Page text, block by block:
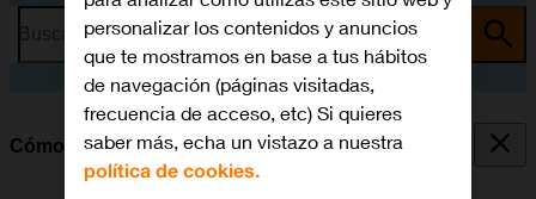
Busca por problema o tema
Cómo guardar el número del contestador
personalizar los contenidos y anuncios
que te mostramos en base a tus hábitos
de navegación (páginas visitadas,
frecuencia de acceso, etc) Si quieres
saber más, echa un vistazo a nuestra
política de cookies.